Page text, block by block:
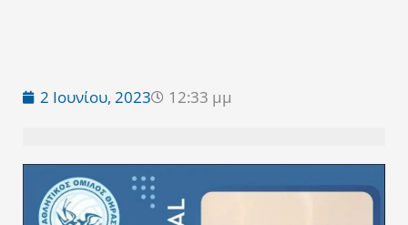
2 Ιουνίου, 2023 12:33 μμ